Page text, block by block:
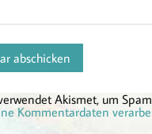
Akismet, um
Kommentardaten